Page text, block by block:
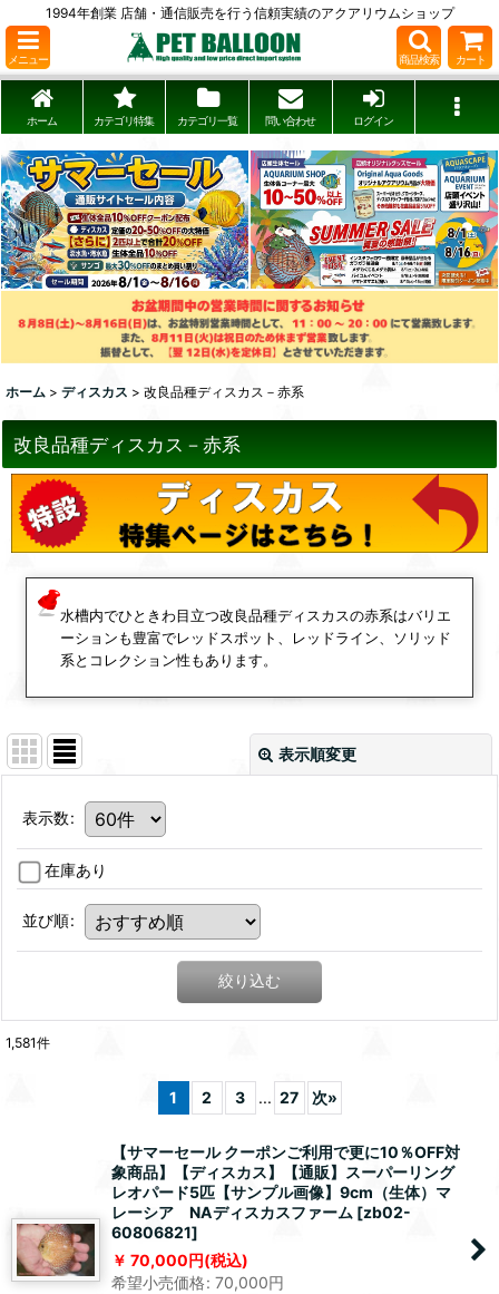
1994年創業 店舗・通信販売を行う信頼実績のアクアリウムショップ
メニュー 商品検索 カート
ホーム カテゴリ特集 カテゴリ一覧 問い合わせ ログイン
ホーム > ディスカス > 改良品種ディスカス－赤系
改良品種ディスカス－赤系
水槽内でひときわ目立つ改良品種ディスカスの赤系はバリエ
ーションも豊富でレッドスポット、レッドライン、ソリッド
系とコレクション性もあります。
表示順変更
表示数:
在庫あり
並び順:
絞り込む
1,581件
1 2 3 ... 27 次»
【サマーセール クーポンご利用で更に10％OFF対
象商品】【ディスカス】【通販】スーパーリング
レオパード5匹【サンプル画像】9cm（生体）マ
レーシア NAディスカスファーム [zb02-
60806821]
70,000円(税込)
希望小売価格: 70,000円